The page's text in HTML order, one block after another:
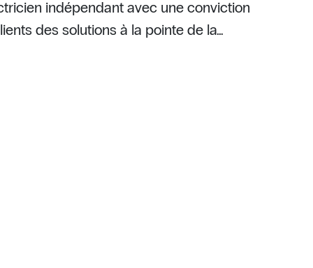
indépendant avec une conviction
des solutions à la pointe de la…